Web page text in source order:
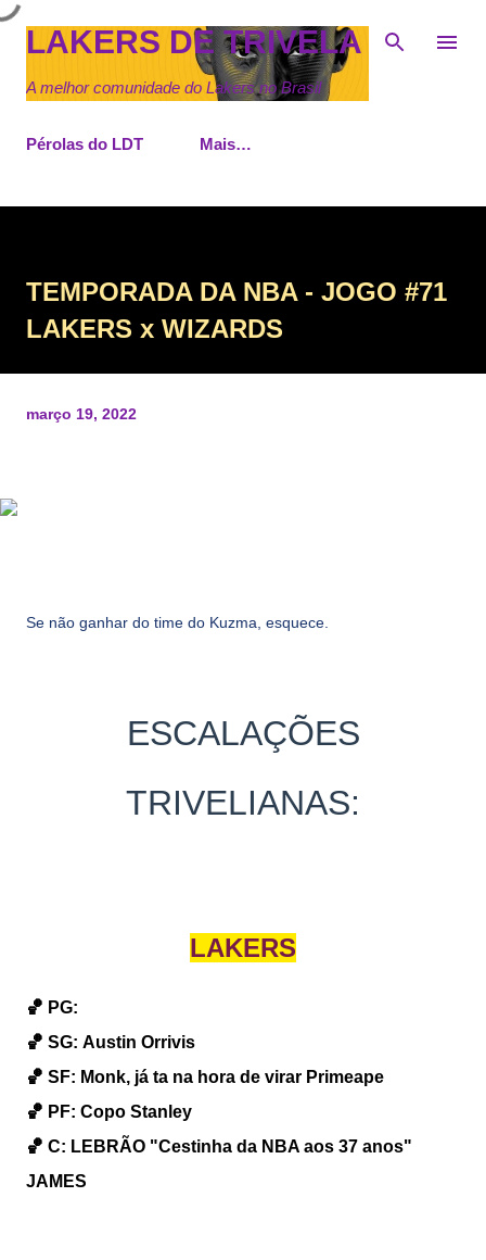
Pular para o conteúdo principal
LAKERS DE TRIVELA
A melhor comunidade do Lakers no Brasil
Pérolas do LDT Mais…
TEMPORADA DA NBA - JOGO #71
LAKERS x WIZARDS
março 19, 2022
Se não ganhar do time do Kuzma, esquece.
ESCALAÇÕES
TRIVELIANAS:
LAKERS
🏀 PG:
🏀 SG: Austin Orrivis
🏀 SF: Monk, já ta na hora de virar Primeape
🏀 PF: Copo Stanley
🏀 C: LEBRÃO "Cestinha da NBA aos 37 anos"
JAMES